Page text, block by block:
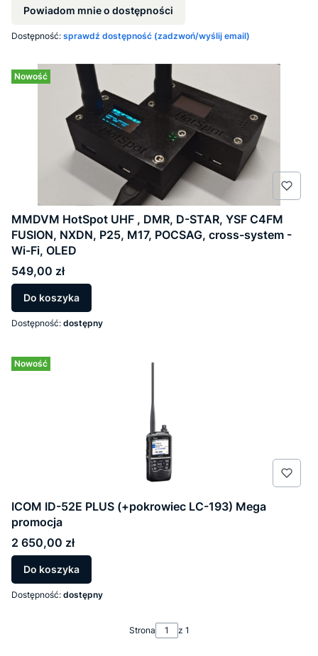
Powiadom mnie o dostępności
Dostępność: sprawdź dostępność (zadzwoń/wyślij email)
Nowość
MMDVM HotSpot UHF , DMR, D-STAR, YSF C4FM
FUSION, NXDN, P25, M17, POCSAG, cross-system -
Wi-Fi, OLED
Cena
549,00 zł
Do koszyka
Dostępność: dostępny
Nowość
ICOM ID-52E PLUS (+pokrowiec LC-193) Mega
promocja
Cena
2 650,00 zł
Do koszyka
Dostępność: dostępny
Strona z 1